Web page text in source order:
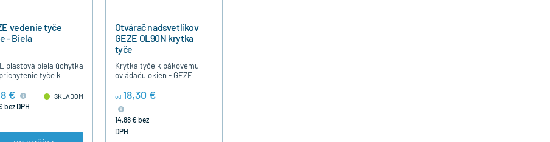
vedenie tyče
- Biela
plastová biela úchytka
tyče k
€
bez DPH
SKLADOM
Otvárač nadsvetlíkov
GEZE OL90N krytka
tyče
Krytka tyče k pákovému
ovládaču okien - GEZE
m / resp. 6m / vo farbe
bielej RAL 9016, tmavej
hnedej a striebornej…
od 18,30 €
14,88 € bez
DPH